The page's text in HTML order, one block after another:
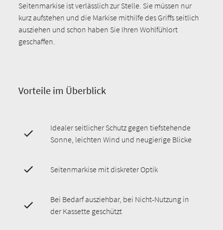
Seitenmarkise ist verlässlich zur Stelle. Sie müssen nur
kurz aufstehen und die Markise mithilfe des Griffs seitlich
ausziehen und schon haben Sie Ihren Wohlfühlort
geschaffen.
Vorteile im Überblick
Idealer seitlicher Schutz gegen tiefstehende
Sonne, leichten Wind und neugierige Blicke
Seitenmarkise mit diskreter Optik
Bei Bedarf ausziehbar, bei Nicht-Nutzung in
der Kassette geschützt